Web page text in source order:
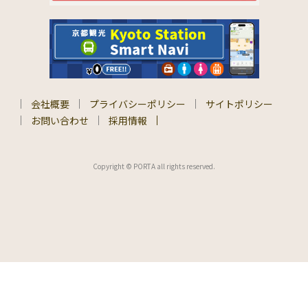
会社概要 プライバシーポリシー
サイトポリシー
お問い合わせ
採用情報
Copyright © PORTA all rights reserved.